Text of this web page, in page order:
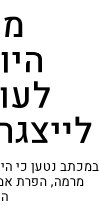
במכתב נטען כי
מרמה, הפרת